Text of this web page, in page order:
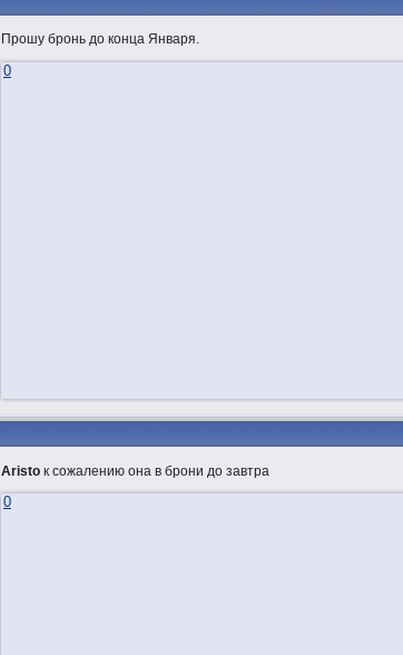
Прошу бронь до конца Января.
0
Aristoк сожалению она в брони до завтра
0